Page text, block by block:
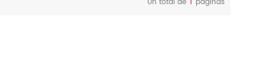
Un total de 1 páginas